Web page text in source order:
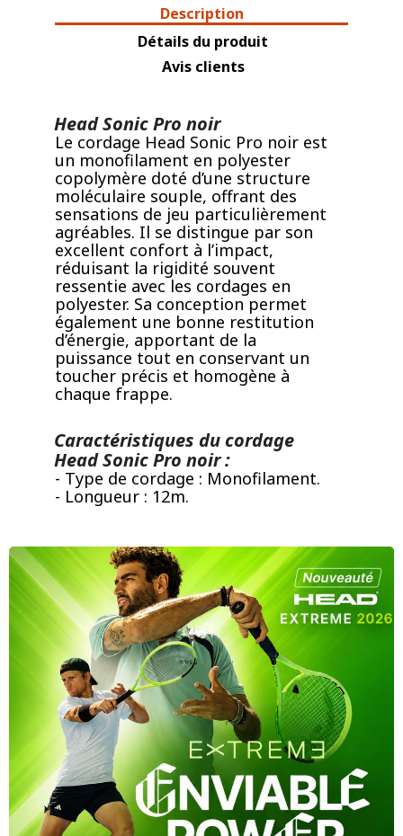
Description
Détails du produit
Avis clients
Head Sonic Pro noir
Le cordage Head Sonic Pro noir est
un monofilament en polyester
copolymère doté d’une structure
moléculaire souple, offrant des
sensations de jeu particulièrement
agréables. Il se distingue par son
excellent confort à l’impact,
réduisant la rigidité souvent
ressentie avec les cordages en
polyester. Sa conception permet
également une bonne restitution
d’énergie, apportant de la
puissance tout en conservant un
toucher précis et homogène à
chaque frappe.
Caractéristiques du cordage
Head Sonic Pro noir :
- Type de cordage : Monofilament.
- Longueur : 12m.